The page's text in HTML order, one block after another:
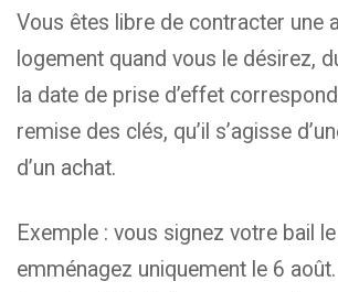
Vous êtes libre de contracter une
logement quand vous le désirez,
la date de prise d’effet
remise des clés, qu’il s’agisse
d’un achat.
Exemple : vous signez votre bail
emménagez uniquement le 6